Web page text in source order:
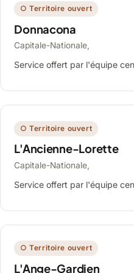
○ Territoire ouvert
Donnacona
Capitale-Nationale,
Service offert par l'équipe
○ Territoire ouvert
L'Ancienne-Lorette
Capitale-Nationale,
Service offert par l'équipe
○ Territoire ouvert
L'Ange-Gardien